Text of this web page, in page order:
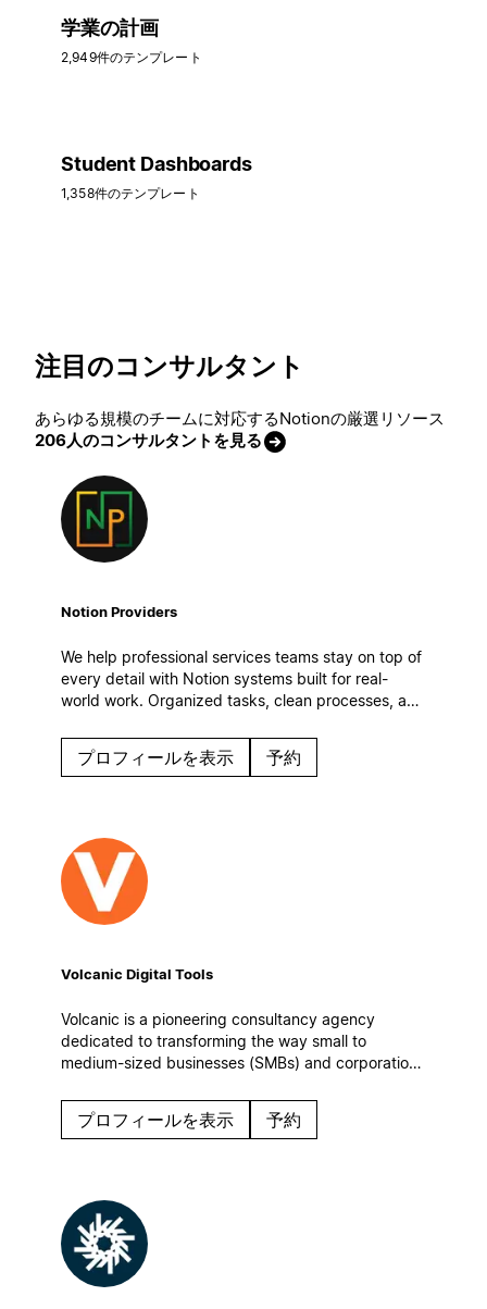
学業の計画
2,949件のテンプレート
Student Dashboards
1,358件のテンプレート
注目のコンサルタント
あらゆる規模のチームに対応するNotionの厳選リソース
206人のコンサルタントを見る
Notion Providers
We help professional services teams stay on top of
every detail with Notion systems built for real-
world work. Organized tasks, clean processes, and
even on the busiest days.
プロフィールを表示 予約
Volcanic Digital Tools
Volcanic is a pioneering consultancy agency
dedicated to transforming the way small to
medium-sized businesses (SMBs) and corporations
and optimize their operational workflows.
プロフィールを表示 予約